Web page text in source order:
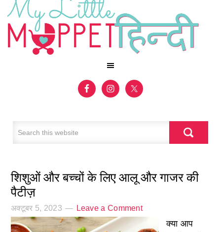
शिशुओं और बच्चों के लिए आलू और गाजर की
पैटीज़
अक्टूबर 5, 2023 Leave a Comment
क्या आप